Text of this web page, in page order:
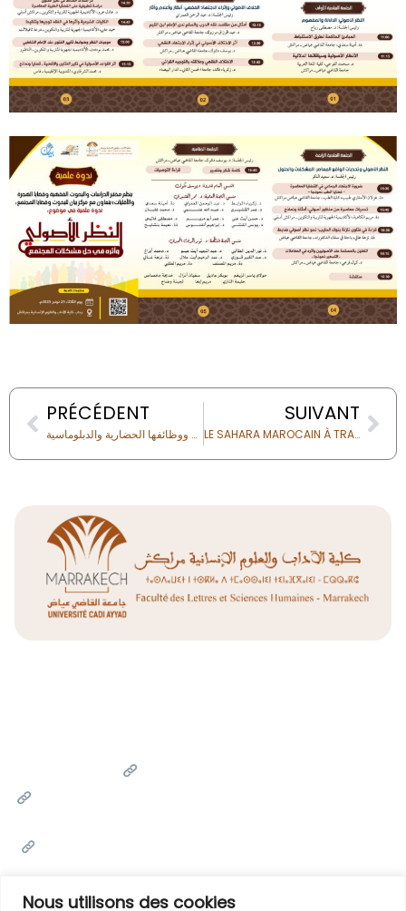
Nous utilisons des cookies
PrevPRÉCÉDENT
الكتابة السلطانية العلوية: جمالية الرسائل والمخطوطات ووظائفها الحضارية والدبلوماسية
SUIVANT
LE SAHARA MAROCAIN À TRAVERS SES PATRIMOINES
Portail National de Maroc